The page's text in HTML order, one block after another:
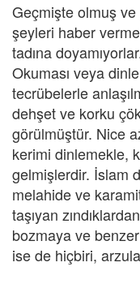
Geçmişte olmuş
şeyleri haber
tadına
Okuması veya
tecrübelerle
dehşet ve korku
görülmüştür. Nice
kerimi dinlemekle,
gelmişlerdir. İslam
melahide ve
taşıyan
bozmaya ve
ise de hiçbiri,